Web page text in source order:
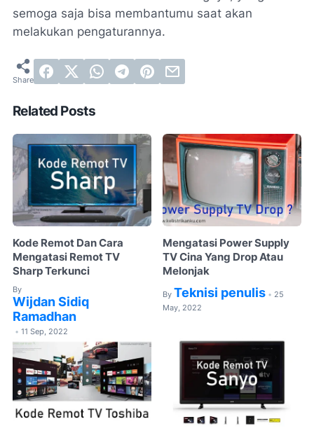
semoga saja bisa membantumu saat akan
melakukan pengaturannya.
Related Posts
Kode Remot Dan Cara
Mengatasi Remot TV
Sharp Terkunci
By
Wijdan Sidiq
Ramadhan
• 11 Sep, 2022
Mengatasi Power Supply
TV Cina Yang Drop Atau
Melonjak
By Teknisi penulis • 25
May, 2022